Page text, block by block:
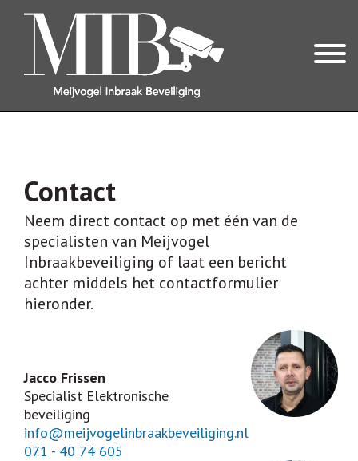
INBRAAKBEVEILIGING
ONZE EXPERTISES
CILINDERS & VEILIG HANG- EN SLUITWERK
DEUREN
ELECTRONISCHE TOEGANGSCONTROLE
Contact
Neem direct contact op met één van de
specialisten van Meijvogel
Inbraakbeveiliging of laat een bericht
achter middels het contactformulier
hieronder.
Jacco Frissen
Specialist Elektronische
beveiliging
info@meijvogelinbraakbeveiliging.nl
071 - 40 74 605